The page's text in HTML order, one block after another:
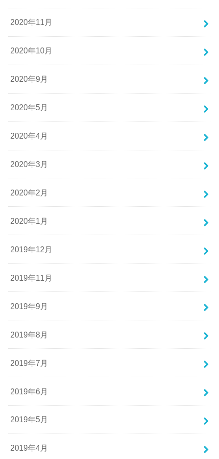
2020年11月
2020年10月
2020年9月
2020年5月
2020年4月
2020年3月
2020年2月
2020年1月
2019年12月
2019年11月
2019年9月
2019年8月
2019年7月
2019年6月
2019年5月
2019年4月